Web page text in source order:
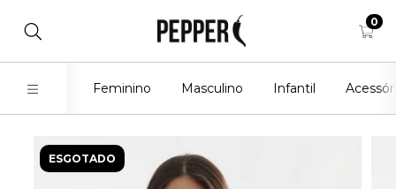
0
Feminino Masculino Infantil
ESGOTADO